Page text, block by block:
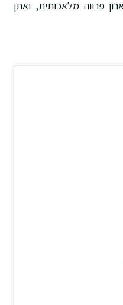
פרווה מלאכותית, ואתן